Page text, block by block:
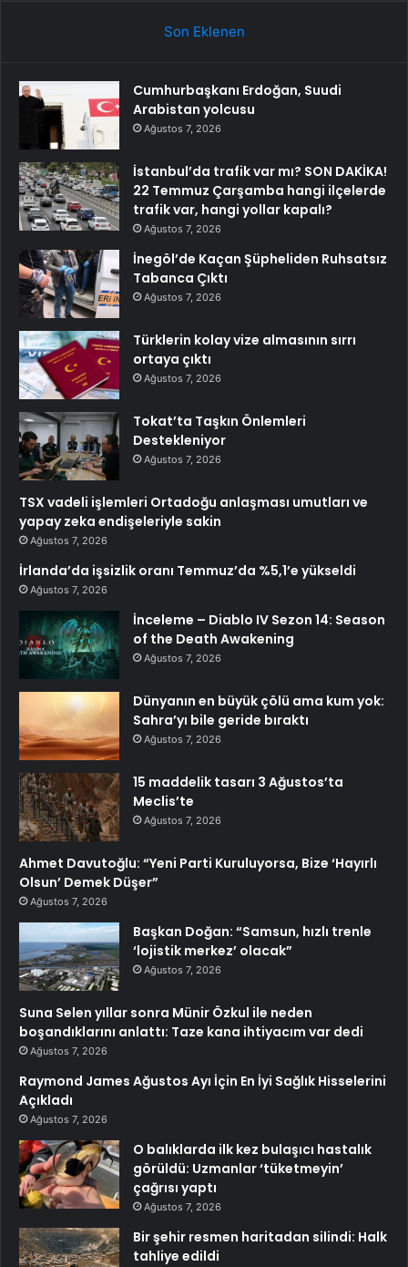
Son Eklenen
Cumhurbaşkanı Erdoğan, Suudi
Arabistan yolcusu
Ağustos 7, 2026
İstanbul’da trafik var mı? SON DAKİKA!
22 Temmuz Çarşamba hangi ilçelerde
trafik var, hangi yollar kapalı?
Ağustos 7, 2026
İnegöl’de Kaçan Şüpheliden Ruhsatsız
Tabanca Çıktı
Ağustos 7, 2026
Türklerin kolay vize almasının sırrı
ortaya çıktı
Ağustos 7, 2026
Tokat’ta Taşkın Önlemleri
Destekleniyor
Ağustos 7, 2026
TSX vadeli işlemleri Ortadoğu anlaşması umutları ve
yapay zeka endişeleriyle sakin
Ağustos 7, 2026
İrlanda’da işsizlik oranı Temmuz’da %5,1’e yükseldi
Ağustos 7, 2026
İnceleme – Diablo IV Sezon 14: Season
of the Death Awakening
Ağustos 7, 2026
Dünyanın en büyük çölü ama kum yok:
Sahra’yı bile geride bıraktı
Ağustos 7, 2026
15 maddelik tasarı 3 Ağustos’ta
Meclis’te
Ağustos 7, 2026
Ahmet Davutoğlu: “Yeni Parti Kuruluyorsa, Bize ‘Hayırlı
Olsun’ Demek Düşer”
Ağustos 7, 2026
Başkan Doğan: “Samsun, hızlı trenle
‘lojistik merkez’ olacak”
Ağustos 7, 2026
Suna Selen yıllar sonra Münir Özkul ile neden
boşandıklarını anlattı: Taze kana ihtiyacım var dedi
Ağustos 7, 2026
Raymond James Ağustos Ayı İçin En İyi Sağlık Hisselerini
Açıkladı
Ağustos 7, 2026
O balıklarda ilk kez bulaşıcı hastalık
görüldü: Uzmanlar ‘tüketmeyin’
çağrısı yaptı
Ağustos 7, 2026
Bir şehir resmen haritadan silindi: Halk
tahliye edildi